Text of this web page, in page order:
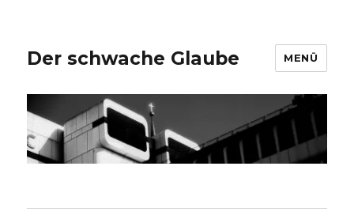
Der schwache Glaube MENÜ